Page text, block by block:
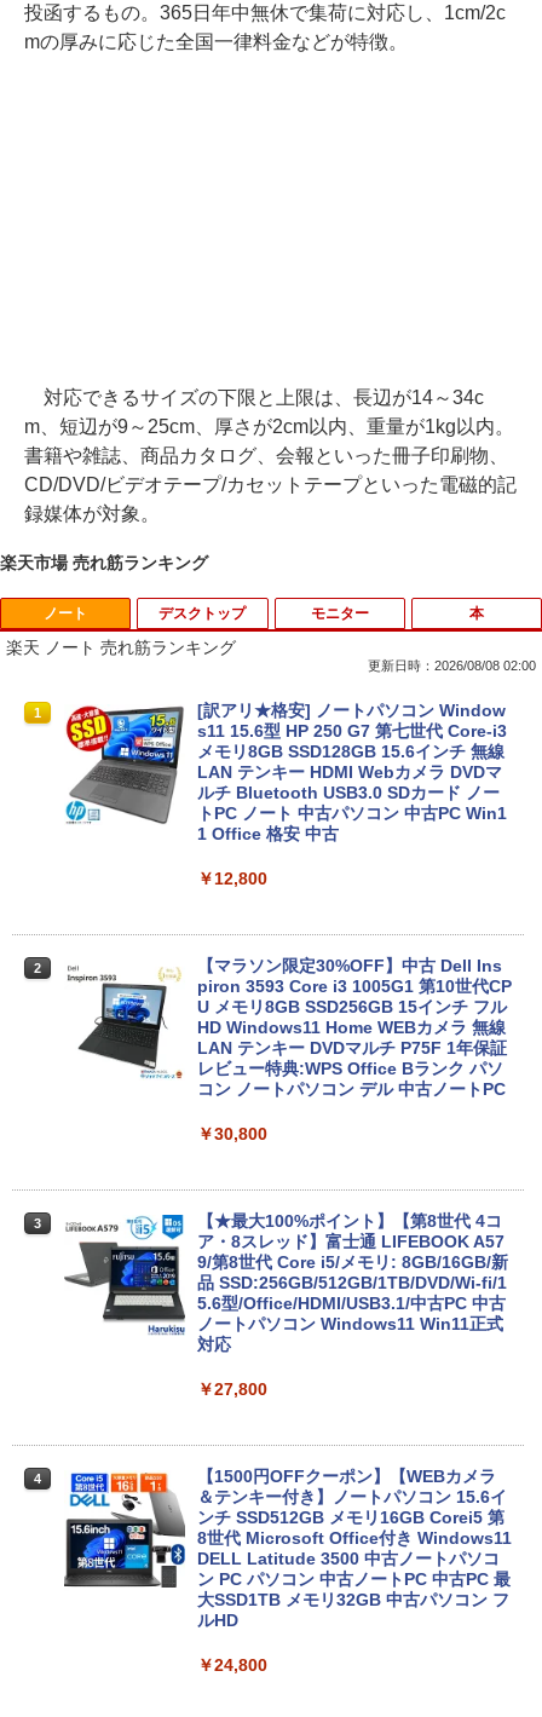
投函するもの。365日年中無休で集荷に対応し、1cm/2c
mの厚みに応じた全国一律料金などが特徴。
対応できるサイズの下限と上限は、長辺が14～34c
m、短辺が9～25cm、厚さが2cm以内、重量が1kg以内。
書籍や雑誌、商品カタログ、会報といった冊子印刷物、
CD/DVD/ビデオテープ/カセットテープといった電磁的記
録媒体が対象。
楽天市場 売れ筋ランキング
ノート
楽天 ノート 売れ筋ランキング
更新日時：2026/08/08 02:00
1
[訳アリ★格安] ノートパソコン Window
s11 15.6型 HP 250 G7 第七世代 Core-i3
メモリ8GB SSD128GB 15.6インチ 無線
LAN テンキー HDMI Webカメラ DVDマ
ルチ Bluetooth USB3.0 SDカード ノー
トPC ノート 中古パソコン 中古PC Win1
1 Office 格安 中古
￥12,800
2
【マラソン限定30%OFF】中古 Dell Ins
piron 3593 Core i3 1005G1 第10世代CP
U メモリ8GB SSD256GB 15インチ フル
HD Windows11 Home WEBカメラ 無線
LAN テンキー DVDマルチ P75F 1年保証
レビュー特典:WPS Office Bランク パソ
コン ノートパソコン デル 中古ノートPC
￥30,800
3
【★最大100%ポイント】【第8世代 4コ
ア・8スレッド】富士通 LIFEBOOK A57
9/第8世代 Core i5/メモリ: 8GB/16GB/新
品 SSD:256GB/512GB/1TB/DVD/Wi-fi/1
5.6型/Office/HDMI/USB3.1/中古PC 中古
ノートパソコン Windows11 Win11正式
対応
￥27,800
4
【1500円OFFクーポン】【WEBカメラ
＆テンキー付き】ノートパソコン 15.6イ
ンチ SSD512GB メモリ16GB Corei5 第
8世代 Microsoft Office付き Windows11
DELL Latitude 3500 中古ノートパソコ
ン PC パソコン 中古ノートPC 中古PC 最
大SSD1TB メモリ32GB 中古パソコン フ
ルHD
￥24,800
デスクトップ モニター 本